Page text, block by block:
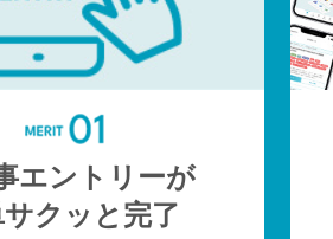
エントリーが
クッと完了